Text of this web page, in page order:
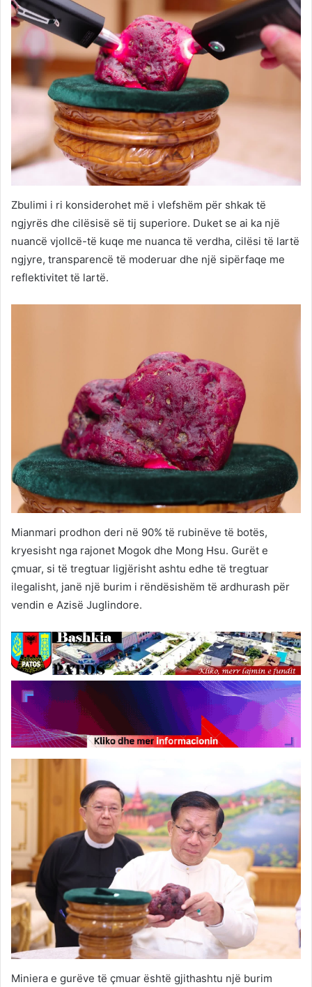
Zbulimi i ri konsiderohet më i vlefshëm për shkak të
ngjyrës dhe cilësisë së tij superiore. Duket se ai ka një
nuancë vjollcë-të kuqe me nuanca të verdha, cilësi të lartë
ngjyre, transparencë të moderuar dhe një sipërfaqe me
reflektivitet të lartë.
Mianmari prodhon deri në 90% të rubinëve të botës,
kryesisht nga rajonet Mogok dhe Mong Hsu. Gurët e
çmuar, si të tregtuar ligjërisht ashtu edhe të tregtuar
ilegalisht, janë një burim i rëndësishëm të ardhurash për
vendin e Azisë Juglindore.
Miniera e gurëve të çmuar është gjithashtu një burim